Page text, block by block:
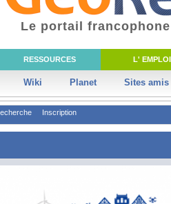
RESSOURCES L' EMPLOI
Wiki Planet Sites amis
Le portail
Inscription